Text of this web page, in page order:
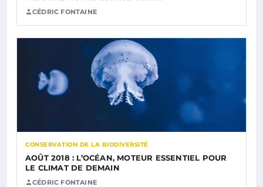
CÉDRIC FONTAINE
CONSERVATION DE LA BIODIVERSITÉ
AOÛT 2018 : L’OCÉAN, MOTEUR ESSENTIEL POUR
LE CLIMAT DE DEMAIN
CÉDRIC FONTAINE